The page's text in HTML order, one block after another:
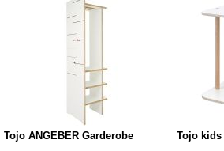
Tojo ANGEBER Garderobe Tojo kids